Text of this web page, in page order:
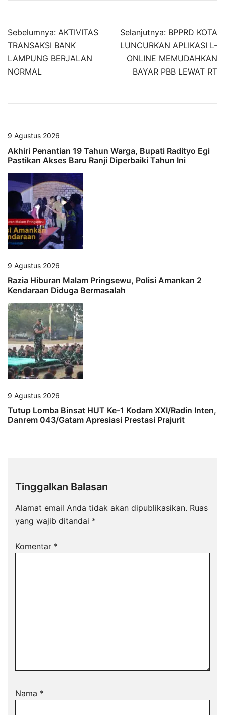
Navigasi
pos
Sebelumnya: AKTIVITAS
TRANSAKSI BANK
LAMPUNG BERJALAN
NORMAL
Selanjutnya: BPPRD KOTA
LUNCURKAN APLIKASI L-
ONLINE MEMUDAHKAN
BAYAR PBB LEWAT RT
9 Agustus 2026
Akhiri Penantian 19 Tahun Warga, Bupati Radityo Egi
Pastikan Akses Baru Ranji Diperbaiki Tahun Ini
9 Agustus 2026
Razia Hiburan Malam Pringsewu, Polisi Amankan 2
Kendaraan Diduga Bermasalah
9 Agustus 2026
Tutup Lomba Binsat HUT Ke-1 Kodam XXI/Radin Inten,
Danrem 043/Gatam Apresiasi Prestasi Prajurit
Tinggalkan Balasan
Alamat email Anda tidak akan dipublikasikan. Ruas
yang wajib ditandai *
Komentar *
Nama *